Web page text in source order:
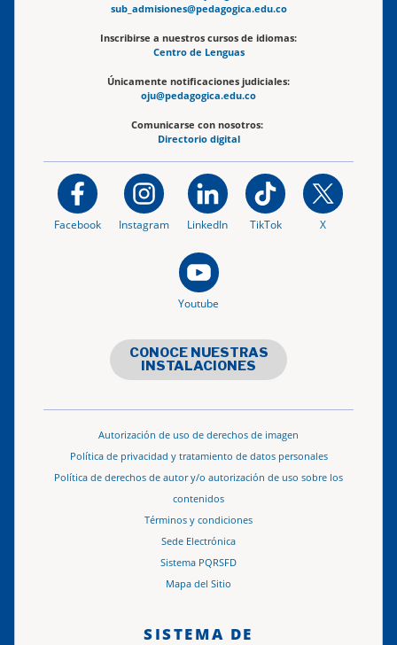
sub_admisiones@pedagogica.edu.co
Inscribirse a nuestros cursos de idiomas:
Centro de Lenguas
Únicamente notificaciones judiciales:
oju@pedagogica.edu.co
Comunicarse con nosotros:
Directorio digital
Facebook Instagram LinkedIn TikTok X
Youtube
CONOCE NUESTRAS
INSTALACIONES
Autorización de uso de derechos de imagen
Política de privacidad y tratamiento de datos personales
Política de derechos de autor y/o autorización de uso sobre los
contenidos
Términos y condiciones
Sede Electrónica
Sistema PQRSFD
Mapa del Sitio
SISTEMA DE